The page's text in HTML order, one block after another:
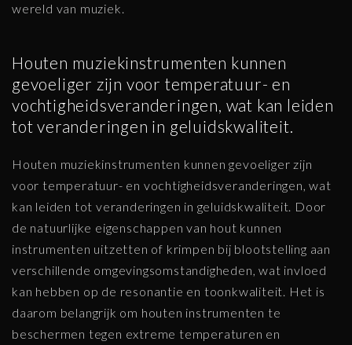
wereld van muziek.
Houten muziekinstrumenten kunnen
gevoeliger zijn voor temperatuur- en
vochtigheidsveranderingen, wat kan leiden
tot veranderingen in geluidskwaliteit.
Houten muziekinstrumenten kunnen gevoeliger zijn
voor temperatuur- en vochtigheidsveranderingen, wat
kan leiden tot veranderingen in geluidskwaliteit. Door
de natuurlijke eigenschappen van hout kunnen
instrumenten uitzetten of krimpen bij blootstelling aan
verschillende omgevingsomstandigheden, wat invloed
kan hebben op de resonantie en toonkwaliteit. Het is
daarom belangrijk om houten instrumenten te
beschermen tegen extreme temperaturen en